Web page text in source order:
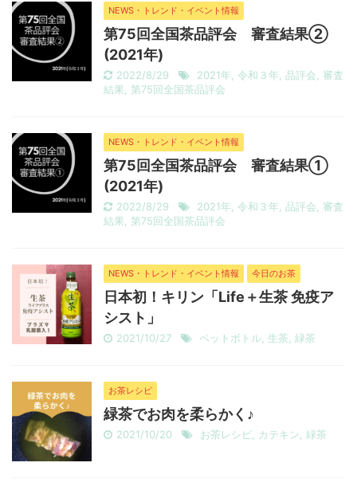
NEWS・トレンド・イベント情報
第75回全国茶品評会 審査結果②
(2021年)
2022/8/29 2021年 令和３年 品評会
審査
結果
第75回全国茶品評会
NEWS・トレンド・イベント情報
第75回全国茶品評会 審査結果①
(2021年)
2022/8/29 2021年 令和３年 品評会
審査
結果
第75回全国茶品評会
NEWS・トレンド・イベント情報 今日のお茶
日本初！キリン「Life＋生茶 免疫ア
シスト」
2021/10/27 ペットボトル 生茶 緑茶
お茶レシピ
緑茶でお肉を柔らかく♪
2021/10/20 お茶レシピ カテキン 緑茶